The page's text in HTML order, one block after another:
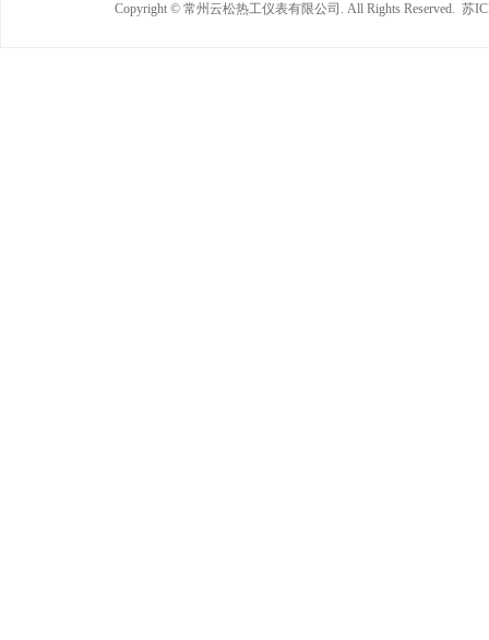
Copyright © 常州云松热工仪表有限公司. All Rights Reserved. 苏